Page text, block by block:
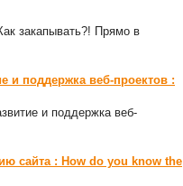
закапывать?! Прямо в
и поддержка веб-проектов :
и поддержка веб-
сайта : How do you know the